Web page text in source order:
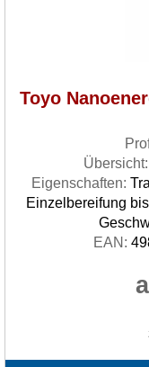
Toyo
Übersicht:
Eigenschaften:
Einzelbereifung
EAN: